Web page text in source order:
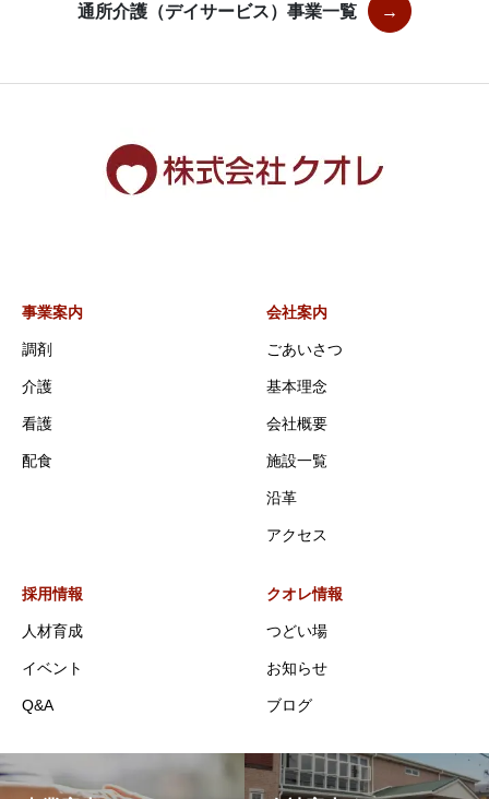
通所介護（デイサービス）事業一覧
事業案内
調剤
介護
看護
配食
会社案内
ごあいさつ
基本理念
会社概要
施設一覧
沿革
アクセス
採用情報
人材育成
イベント
Q&A
クオレ情報
つどい場
お知らせ
ブログ